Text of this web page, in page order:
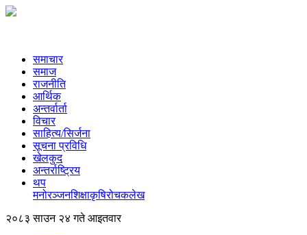
समाचार
समाज
राजनीति
आर्थिक
अन्तर्वार्ता
विचार
साहित्य/सिर्जना
सूचना प्रविधि
खेलकुद
अन्तर्राष्ट्रिय
थप
मनोरञ्‍जनशिक्षाकृषिरोचकलेख
२०८३ साउन २४ गते आइतवार